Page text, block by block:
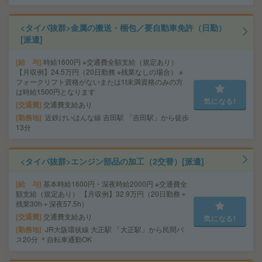
<タイパ抜群>金属の搬送・梱包／要自動車免許（日勤）
[派遣]
給 与 時給1600円 ※交通費全額支給（規定あり）
【月収例】24.5万円（20日勤務 ※残業なしの場合） ※
フォークリフト資格がないまたは1t未満資格のみの方
は時給1500円となります
交通費 交通費支給あり
勤務地
近鉄けいはんな線 吉田駅 「吉田駅」から徒歩
13分
気になる!
<タイパ抜群>エンジン部品の加工（2交替）[派遣]
給 与 基本時給1600円・深夜時給2000円 ※交通費全
額支給（規定あり） 【月収例】32.9万円（20日勤務＋
残業30h＋深夜57.5h）
交通費 交通費支給あり
勤務地 JR大阪環状線 大正駅 「大正駅」から民間バ
ス20分 ＊自転車通勤OK
気になる!